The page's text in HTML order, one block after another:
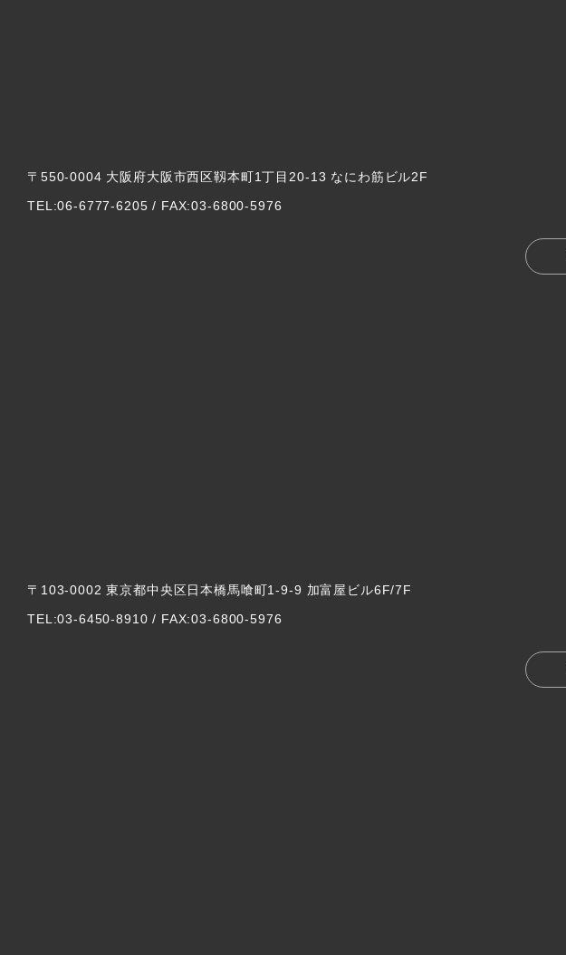
〒550-0004 大阪府大阪市西区靱本町1丁目20-13 なにわ筋ビル2F
TEL:06-6777-6205 / FAX:03-6800-5976
〒103-0002 東京都中央区日本橋馬喰町1-9-9 加富屋ビル6F/7F
TEL:03-6450-8910 / FAX:03-6800-5976